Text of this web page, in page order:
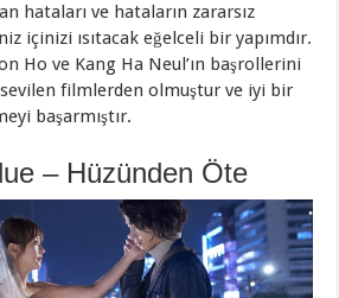
hataları ve hataların zararsız
içinizi ısıtacak eğelceli bir yapımdır.
Ho ve Kang Ha Neul’ın başrollerini
sevilen filmlerden olmuştur ve iyi bir
başarmıştır.
– Hüzünden Öte